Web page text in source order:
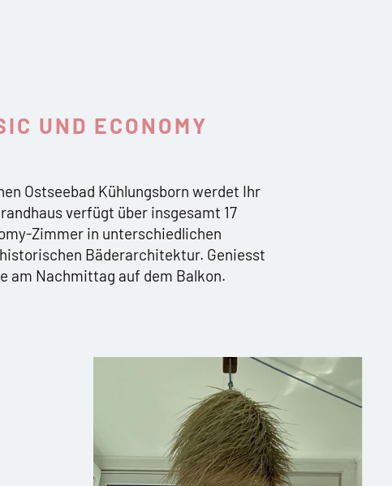
UND ECONOMY
Ostseebad Kühlungsborn werdet Ihr
verfügt über insgesamt 17
Zimmer in unterschiedlichen
Bäderarchitektur. Geniesst
am Nachmittag auf dem Balkon.